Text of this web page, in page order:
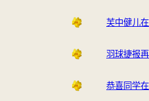
芙中健儿
羽球捷报
恭喜同学